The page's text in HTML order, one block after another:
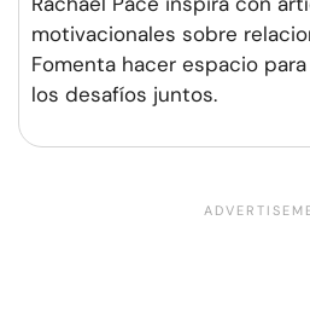
motivacionales sobre
Fomenta hacer espacio
los desafíos juntos.